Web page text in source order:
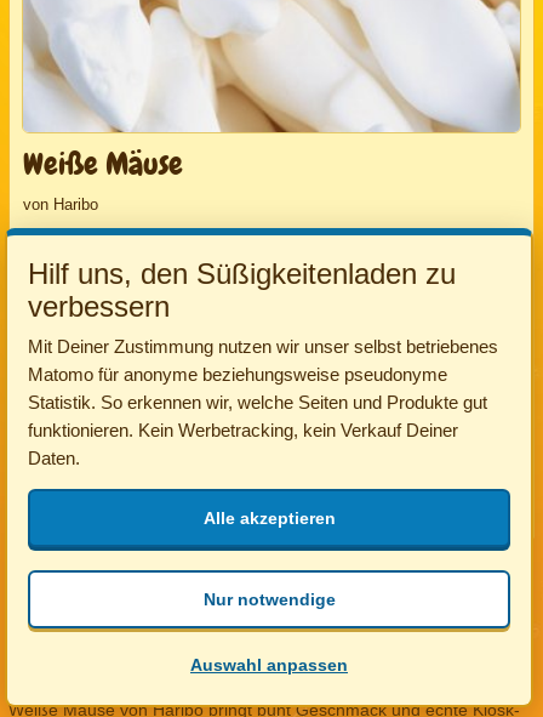
Weiße Mäuse
von Haribo
Anzahl
+ Jetzt in die Tüte
5 Stück · 0,95 €
Naschkatzen aufgepasst! Die weißen Mäuse sind los.
Weiße Mäuse von Haribo: bunt für die bunte
Tüte
Weiße Mäusevon Haribo bringt bunt Geschmack und echte Kiosk-
Hilf uns, den Süßigkeitenladen zu
verbessern
Mit Deiner Zustimmung nutzen wir unser selbst betriebenes
Matomo für anonyme beziehungsweise pseudonyme
Statistik. So erkennen wir, welche Seiten und Produkte gut
funktionieren. Kein Werbetracking, kein Verkauf Deiner
Daten.
Auswahl anpassen
Nur notwendige
Alle akzeptieren